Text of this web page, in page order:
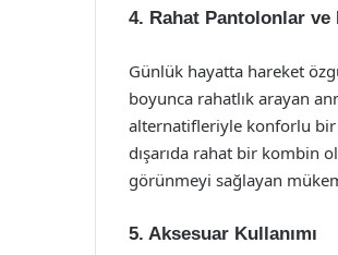
4. Rahat Pantolonlar ve
Günlük hayatta hareket
boyunca rahatlık arayan
alternatifleriyle konforlu bir
dışarıda rahat bir kombin
görünmeyi sağlayan
5. Aksesuar Kullanımı